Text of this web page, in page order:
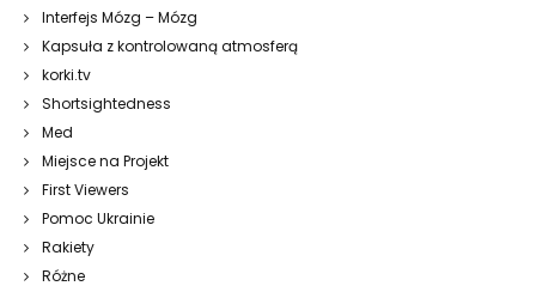
Interfejs Mózg – Mózg
Kapsuła z kontrolowaną atmosferą
korki.tv
Shortsightedness
Med
Miejsce na Projekt
First Viewers
Pomoc Ukrainie
Rakiety
Różne